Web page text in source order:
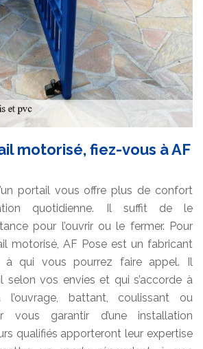
motorisé, fiez-vous à AF
portail vous offre plus de confort
quotidienne. Il suffit de le
pour l’ouvrir ou le fermer. Pour
motorisé, AF Pose est un fabricant
à qui vous pourrez faire appel. Il
selon vos envies et qui s’accorde à
l’ouvrage, battant, coulissant ou
vous garantir d’une installation
qualifiés apporteront leur expertise